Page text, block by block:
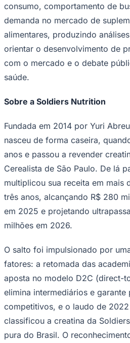
consumo, comportamento de
demanda no mercado de
alimentares, produzindo
orientar o desenvolvimento de
com o mercado e o debate
saúde.
Sobre a Soldiers Nutrition
Fundada em 2014 por Yuri
nasceu de forma caseira,
anos e passou a revender
Cerealista de São Paulo. De lá
multiplicou sua receita em mais
três anos, alcançando R$ 280
em 2025 e projetando
milhões em 2026.
O salto foi impulsionado por
fatores: a retomada das
aposta no modelo D2C (direct-
elimina intermediários e garante
competitivos, e o laudo de
classificou a creatina da
pura do Brasil. O